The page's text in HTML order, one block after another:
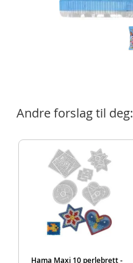
Andre forslag til deg:
Hama Maxi 10 perlebrett -